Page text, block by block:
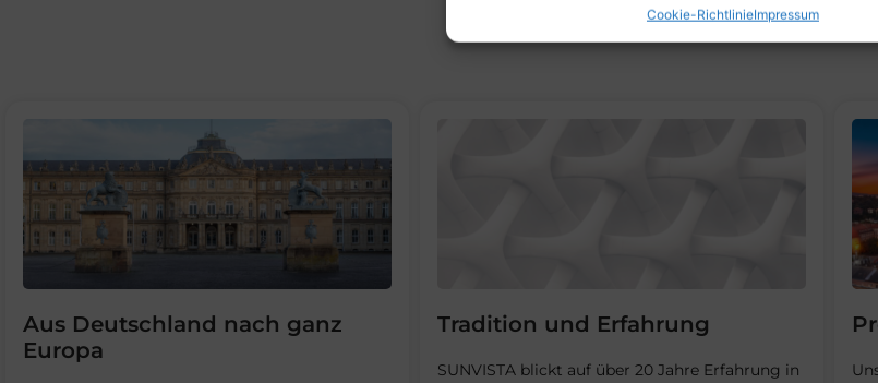
Cookie-RichtlinieImpressum
Aus Deutschland nach ganz
Europa
Tradition und Erfahrung
SUNVISTA blickt auf über 20 Jahre Erfahrung in